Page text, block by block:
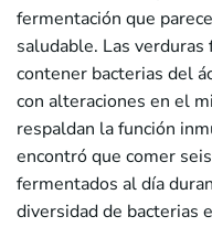
fermentación que
saludable. Las
contener bacterias del
con alteraciones en el
respaldan la función
encontró que comer
fermentados al día
diversidad de bacterias